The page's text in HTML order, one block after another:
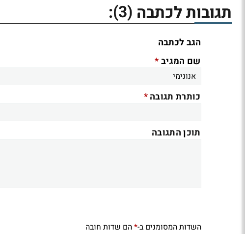
תגובות לכתבה (3)
:
הגב לכתבה
שם המגיב*
כותרת תגובה*
תוכן התגובה
השדות המסומנים ב-*הם שדות חובה